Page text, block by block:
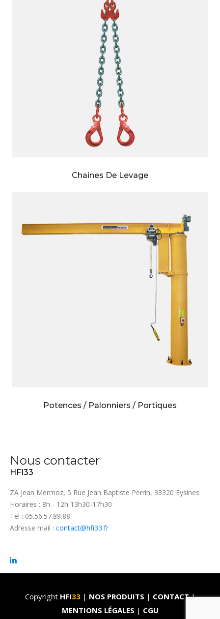
Chaines De Levage
Potences / Palonniers / Portiques
Nous contacter
HFI33
ZA Jean Mermoz, 5 Rue Jean Baptiste Perrin, 33320 Eysines
Horaires : 8h - 12h 13h30-17h30
Tel : 05.56.57.89.88
Adresse mail : contact@hfi33.fr
Copyright HFI33 | NOS PRODUITS | CONTACT|
MENTIONS LÉGALES | CGU